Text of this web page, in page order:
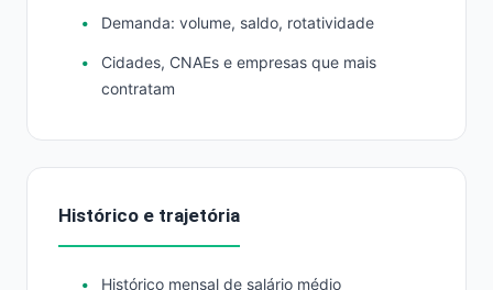
Demanda: volume, saldo, rotatividade
Cidades, CNAEs e empresas que mais
contratam
Histórico e trajetória
Histórico mensal de salário médio